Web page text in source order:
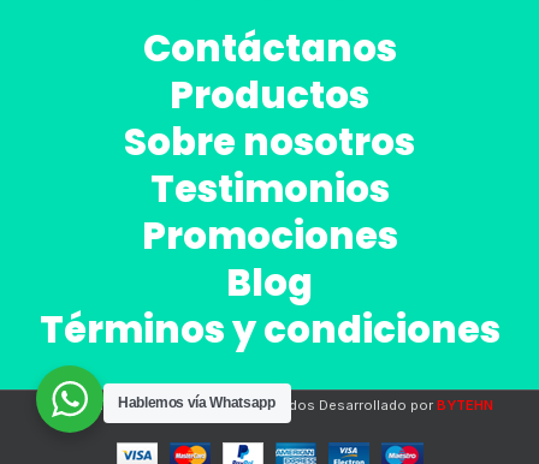
Contáctanos
Productos
Sobre nosotros
Testimonios
Promociones
Blog
Términos y condiciones
2020 Todos los derechos reservados Desarrollado por BYTEHN
Hablemos vía Whatsapp